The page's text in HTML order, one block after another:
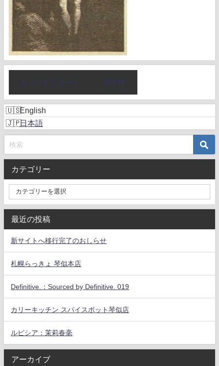
X（ツイッター） NOTE
English
日本語
カテゴリー
最近の投稿
新サイトへ移行完了のおしらせ
札幌らっきょ 琴似本店
Definitive.：Sourced by Definitive. 019
カリーキッチン スパイスポット琴似店
ルピシア：茉莉春毫
アーカイブ